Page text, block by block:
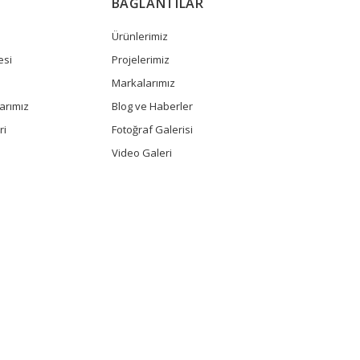
Ürünlerimiz
Projelerimiz
Markalarımız
Blog ve Haberler
Fotoğraf Galerisi
Video Galeri